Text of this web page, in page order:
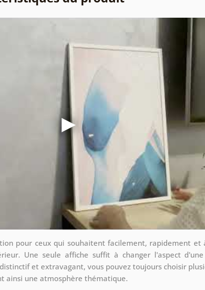
pour ceux qui souhaitent facilement, rapidement et
Une seule affiche suffit à changer l'aspect
et extravagant, vous pouvez toujours choisir
ainsi une atmosphère thématique.